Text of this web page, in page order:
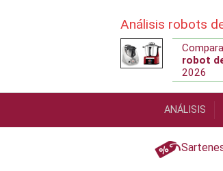
Book Navigation
Contenidos
ANÁLISIS
Análisis robots
robot
2026